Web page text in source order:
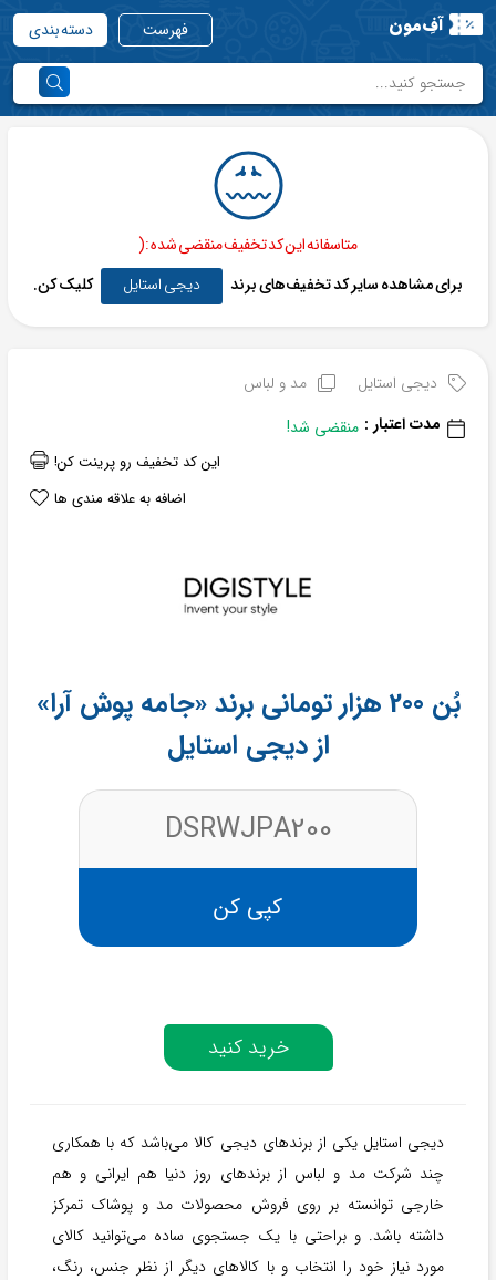
آفِ‌مون فهرست دسته بندی
متاسفانه این کد تخفیف منقضی شده :(
برای مشاهده سایر کد تخفیف‌های برند
دیجی استایل کلیک کن.
دیجی استایل
مد و لباس
مدت اعتبار : منقضی شد!
این کد تخفیف رو پرینت کن!
اضافه به علاقه مندی ها
بُن 200 هزار تومانی برند «جامه پوش آرا»
از دیجی استایل
DSRWJPA200
کپی کن
خرید کنید
دیجی استایل یکی از برندهای دیجی کالا می‌باشد که با همکاری
چند شرکت مد و لباس از برندهای روز دنیا هم ایرانی و هم
خارجی توانسته بر روی فروش محصولات مد و پوشاک تمرکز
داشته باشد. و براحتی با یک جستجوی ساده می‌توانید کالای
مورد نیاز خود را انتخاب و با کالاهای دیگر از نظر جنس، رنگ،